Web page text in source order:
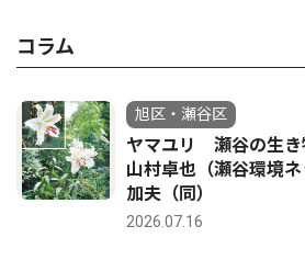
コラム
旭区・瀬谷区
ヤマユリ 瀬谷の生
山村卓也（瀬谷環境
加夫（同）
2026.07.16